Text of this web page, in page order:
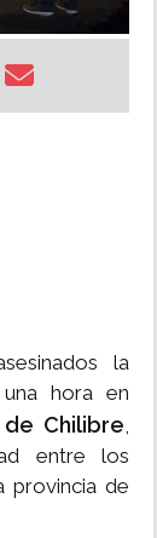
la
hora en
Chilibre,
entre los
provincia de